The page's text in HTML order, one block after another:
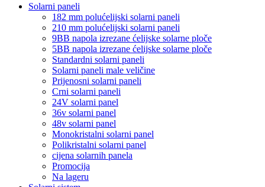
Solarni paneli
182 mm polućelijski solarni paneli
210 mm polućelijski solarni paneli
9BB napola izrezane ćelijske solarne ploče
5BB napola izrezane ćelijske solarne ploče
Standardni solarni paneli
Solarni paneli male veličine
Prijenosni solarni paneli
Crni solarni paneli
24V solarni panel
36v solarni panel
48v solarni panel
Monokristalni solarni panel
Polikristalni solarni panel
cijena solarnih panela
Promocija
Na lageru